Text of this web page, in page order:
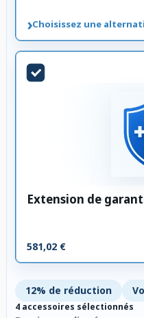
›Choisissez une
Extension de
581,02 €
12% de réduction
4 accessoires sélectionnés